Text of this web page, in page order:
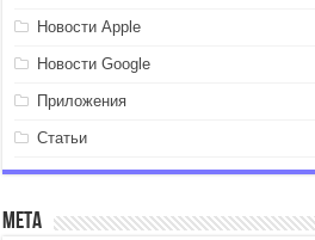
Новости Apple
Новости Google
Приложения
Статьи
Мета